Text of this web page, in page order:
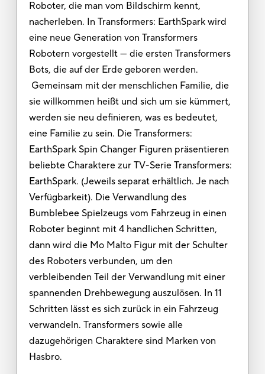
Roboter, die man vom Bildschirm kennt,
nacherleben. In Transformers: EarthSpark wird
eine neue Generation von Transformers
Robotern vorgestellt — die ersten Transformers
Bots, die auf der Erde geboren werden.
Gemeinsam mit der menschlichen Familie, die
sie willkommen heißt und sich um sie kümmert,
werden sie neu definieren, was es bedeutet,
eine Familie zu sein. Die Transformers:
EarthSpark Spin Changer Figuren präsentieren
beliebte Charaktere zur TV-Serie Transformers:
EarthSpark. (Jeweils separat erhältlich. Je nach
Verfügbarkeit). Die Verwandlung des
Bumblebee Spielzeugs vom Fahrzeug in einen
Roboter beginnt mit 4 handlichen Schritten,
dann wird die Mo Malto Figur mit der Schulter
des Roboters verbunden, um den
verbleibenden Teil der Verwandlung mit einer
spannenden Drehbewegung auszulösen. In 11
Schritten lässt es sich zurück in ein Fahrzeug
verwandeln. Transformers sowie alle
dazugehörigen Charaktere sind Marken von
Hasbro.